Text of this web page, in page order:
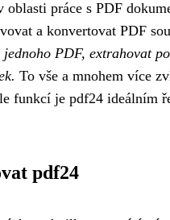
oblasti práce s PDF
a konvertovat PDF
PDF, extrahovat
To vše a mnohem více
funkcí je pdf24 ideálním
pdf24